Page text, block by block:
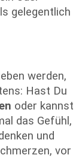
gelegentlich
werden,
Hast Du
oder kannst
das Gefühl,
und
vor